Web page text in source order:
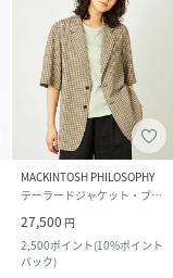
MACKINTOSH PHILOSOPHY
テーラードジャケット・ブレザー
27,500 円
2,500ポイント(10%ポイント
バック)